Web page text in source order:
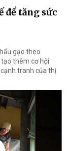
để tăng sức
gạo theo
thêm cơ hội
tranh của thị